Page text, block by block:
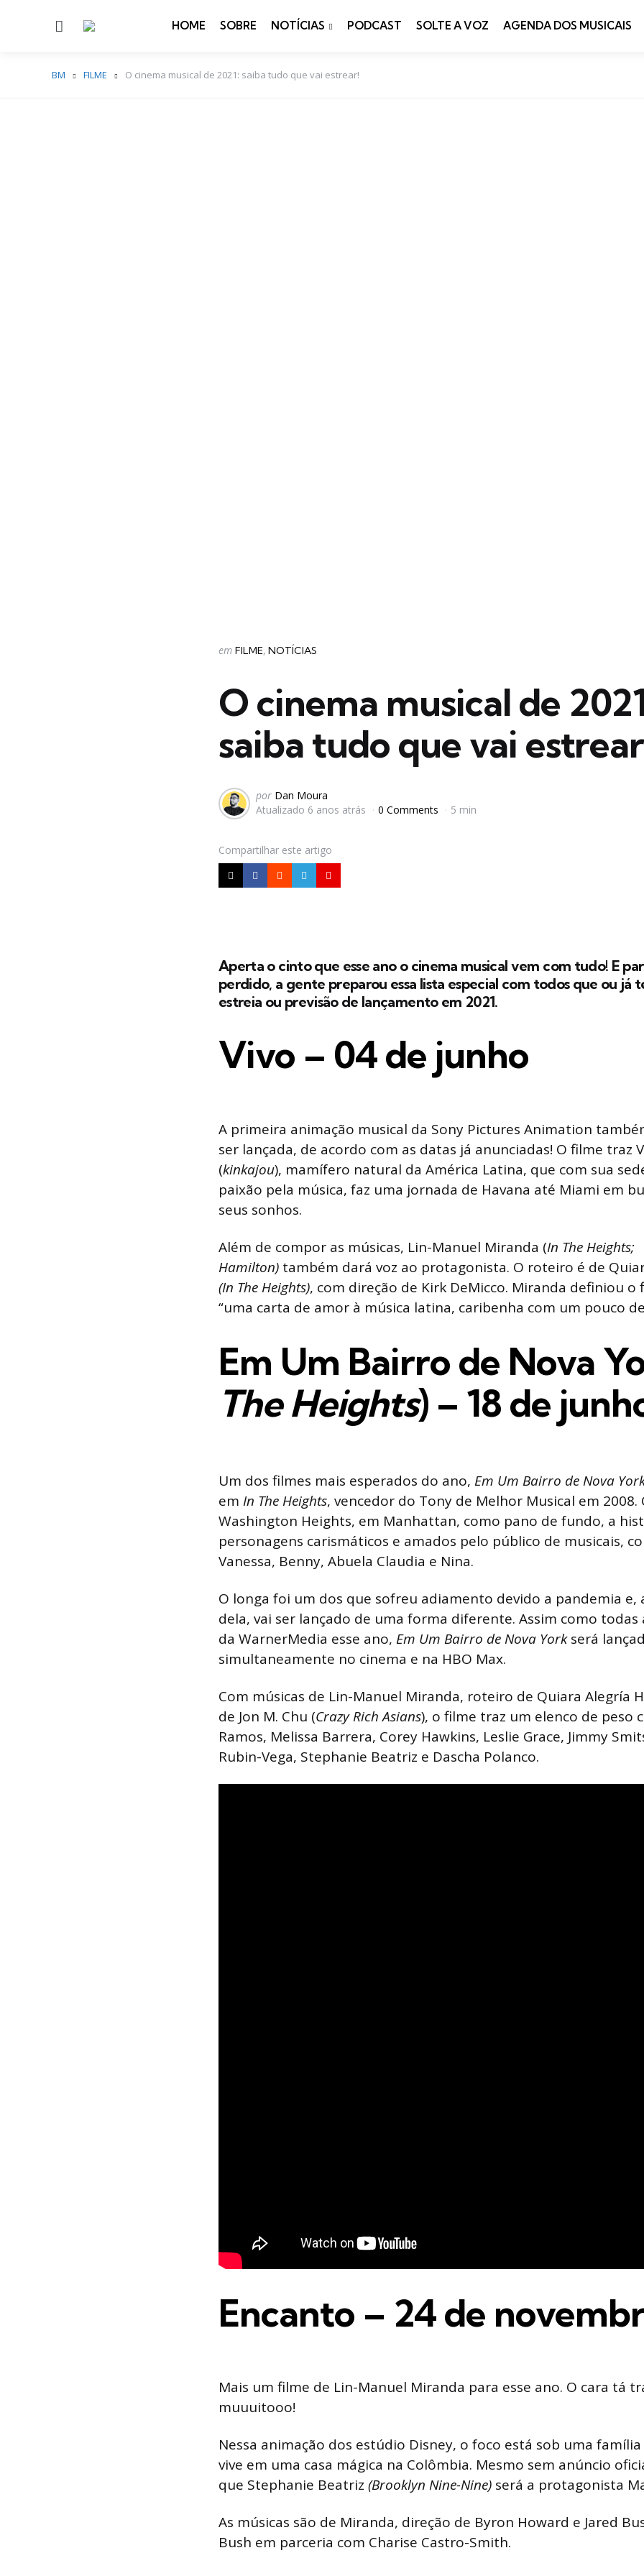
Menu HOME SOBRE NOTÍCIAS PODCAST SOLTE A VOZ AGENDA DOS MUSICAIS
BM FILME O cinema musical de 2021: saiba tudo que vai estrear!
Categorias
Postado
em FILME NOTÍCIAS
O cinema musical de
saiba tudo que vai
Postado
por
por Dan Moura
Atualizado 6 anos atrás 0 Comments 5 min
Compartilhar este artigo
Aperta o cinto que esse ano o cinema musical vem com tudo! E
perdido, a gente preparou essa lista especial com todos que ou já
estreia ou previsão de lançamento em 2021.
Vivo – 04 de junho
A primeira animação musical da Sony Pictures Animation
ser lançada, de acordo com as datas já anunciadas! O filme traz
(kinkajou), mamífero natural da América Latina, que com sua
paixão pela música, faz uma jornada de Havana até Miami em
seus sonhos.
Além de compor as músicas, Lin-Manuel Miranda (In The Heights;
Hamilton) também dará voz ao protagonista. O roteiro é de
(In The Heights), com direção de Kirk DeMicco. Miranda definiou o
“uma carta de amor à música latina, caribenha com um pouco
Em Um Bairro de Nova
The Heights) – 18 de
Um dos filmes mais esperados do ano, Em Um Bairro de Nova
em In The Heights, vencedor do Tony de Melhor Musical em
Washington Heights, em Manhattan, como pano de fundo, a
personagens carismáticos e amados pelo público de musicais,
Vanessa, Benny, Abuela Claudia e Nina.
O longa foi um dos que sofreu adiamento devido a pandemia e,
dela, vai ser lançado de uma forma diferente. Assim como todas
da WarnerMedia esse ano, Em Um Bairro de Nova Yorkserá
simultaneamente no cinema e na HBO Max.
Com músicas de Lin-Manuel Miranda, roteiro de Quiara Alegría
de Jon M. Chu (Crazy Rich Asians), o filme traz um elenco de peso
Ramos, Melissa Barrera, Corey Hawkins, Leslie Grace, Jimmy
Rubin-Vega, Stephanie Beatriz e Dascha Polanco.
Encanto – 24 de
Mais um filme de Lin-Manuel Miranda para esse ano. O cara tá
muuuitooo!
Nessa animação dos estúdio Disney, o foco está sob uma
vive em uma casa mágica na Colômbia. Mesmo sem anúncio
que Stephanie Beatriz (Brooklyn Nine-Nine) será a protagonista
As músicas são de Miranda, direção de Byron Howard e Jared
Bush em parceria com Charise Castro-Smith.